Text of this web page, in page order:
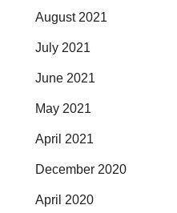
August 2021
July 2021
June 2021
May 2021
April 2021
December 2020
April 2020